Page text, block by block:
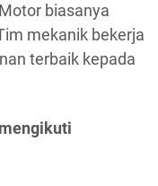
biasanya
mekanik bekerja
terbaik kepada